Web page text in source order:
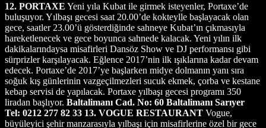
12. PORTAXE Yeni yıla Kubat ile girmek isteyenler, Portaxe’de
buluşuyor. Yılbaşı gecesi saat 20.00’de kokteylle başlayacak olan
gece, saatler 23.00’ü gösterdiğinde sahneye Kubat’ın çıkmasıyla
hareketlenecek ve gece boyunca sahnede kalacak. Yeni yılın ilk
dakikalarındaysa misafirleri Dansöz Show ve DJ performansı gibi
sürprizler karşılayacak. Eğlence 2017’nin ilk ışıklarına kadar devam
edecek. Portaxe’de 2017’ye başlarken midye dolmanın yanı sıra
soğuk kış günlerinin vazgeçilmezleri sucuk ekmek, çorba ve kestane
kebap servisi de yapılacak. Portaxe yılbaşı gecesi programı 350
liradan başlıyor. Baltalimanı Cad. No: 60 Baltalimanı Sarıyer
Tel: 0212 277 82 33 13. VOGUE RESTAURANT Vogue,
büyüleyici şehir manzarasıyla yılbaşı için misafirlerine özel bir gece